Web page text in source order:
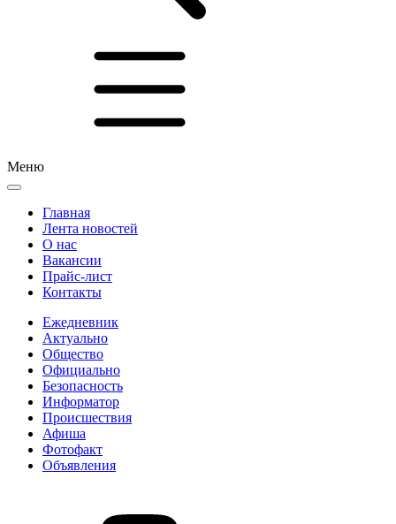
Меню
Главная
Лента новостей
О нас
Вакансии
Прайс-лист
Контакты
Ежедневник
Актуально
Общество
Официально
Безопасность
Информатор
Происшествия
Афиша
Фотофакт
Объявления